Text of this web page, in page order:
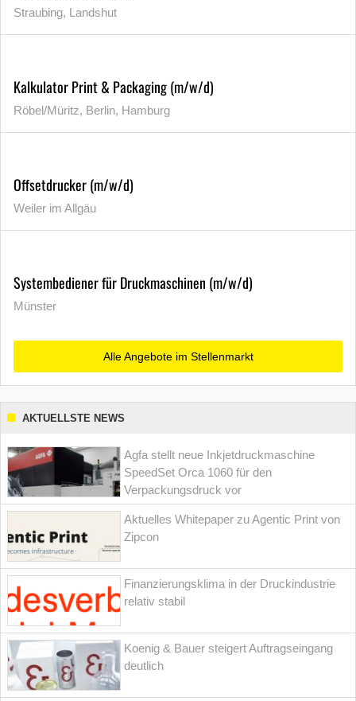
Straubing, Landshut
Kalkulator Print & Packaging (m/w/d)
Röbel/Müritz, Berlin, Hamburg
Offsetdrucker (m/w/d)
Weiler im Allgäu
Systembediener für Druckmaschinen (m/w/d)
Münster
Alle Angebote im Stellenmarkt
AKTUELLSTE NEWS
Agfa stellt neue Inkjetdruckmaschine
SpeedSet Orca 1060 für den
Verpackungsdruck vor
Aktuelles Whitepaper zu Agentic Print von
Zipcon
Finanzierungsklima in der Druckindustrie
relativ stabil
Koenig & Bauer steigert Auftragseingang
deutlich